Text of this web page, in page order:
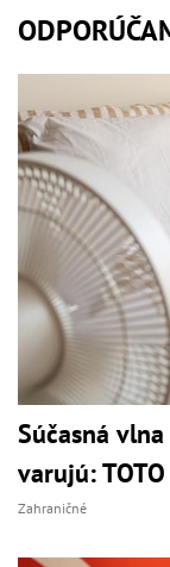
Súčasná
varujú:
Zahraničné